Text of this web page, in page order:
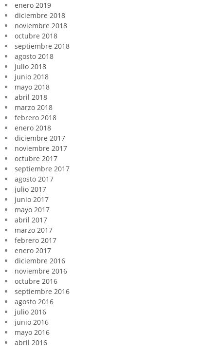
enero 2019
diciembre 2018
noviembre 2018
octubre 2018
septiembre 2018
agosto 2018
julio 2018
junio 2018
mayo 2018
abril 2018
marzo 2018
febrero 2018
enero 2018
diciembre 2017
noviembre 2017
octubre 2017
septiembre 2017
agosto 2017
julio 2017
junio 2017
mayo 2017
abril 2017
marzo 2017
febrero 2017
enero 2017
diciembre 2016
noviembre 2016
octubre 2016
septiembre 2016
agosto 2016
julio 2016
junio 2016
mayo 2016
abril 2016